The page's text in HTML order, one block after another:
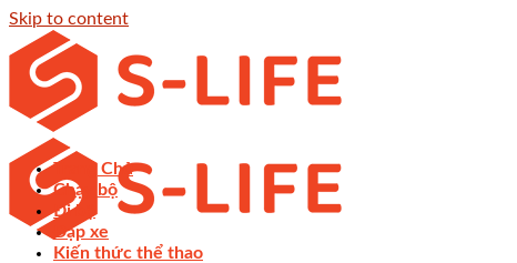
Skip to content
Trang Chủ
Chạy bộ
Đi bộ
Đạp xe
Kiến thức thể thao